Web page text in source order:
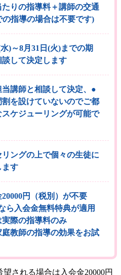
りの指導料＋講師の交通
指導の場合は不要です)
)～8月31日(火)までの期
して決定します
講師と相談して決定、●
を設けていないのでご都
ケジューリングが可能で
ングの上で個々の生徒に
ます
円（税別）が不要
ら入会金無料特典が適用
際の指導料のみ
教師の指導の効果をお試
される場合は入会金20000円